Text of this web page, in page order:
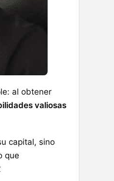
al obtener
valiosas
capital, sino
que